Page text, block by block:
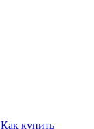
Как купить